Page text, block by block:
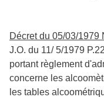
Décret du 05/03/1979
J.O. du 11/ 5/1979
portant règlement
concerne les
les tables